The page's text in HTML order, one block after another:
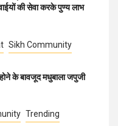
की सेवा करके पुण्य लाभ
Sikh Community
के बावजूद मधुबाला जपुजी
Trending